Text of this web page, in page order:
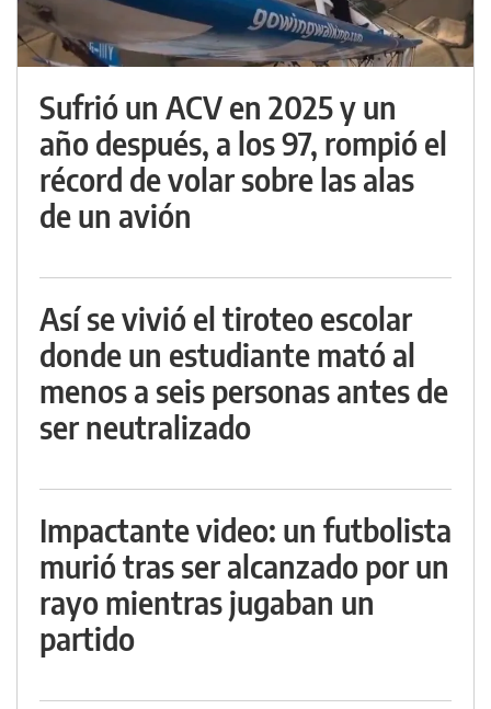
Sufrió un ACV en 2025 y un
año después, a los 97, rompió el
récord de volar sobre las alas
de un avión
Así se vivió el tiroteo escolar
donde un estudiante mató al
menos a seis personas antes de
ser neutralizado
Impactante video: un futbolista
murió tras ser alcanzado por un
rayo mientras jugaban un
partido